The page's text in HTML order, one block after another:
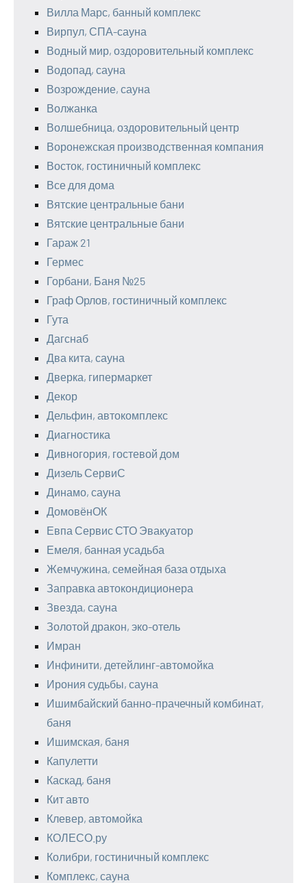
Вилла Марс, банный комплекс
Вирпул, СПА-сауна
Водный мир, оздоровительный комплекс
Водопад, сауна
Возрождение, сауна
Волжанка
Волшебница, оздоровительный центр
Воронежская производственная компания
Восток, гостиничный комплекс
Все для дома
Вятские центральные бани
Вятские центральные бани
Гараж 21
Гермес
Горбани, Баня №25
Граф Орлов, гостиничный комплекс
Гута
Дагснаб
Два кита, сауна
Дверка, гипермаркет
Декор
Дельфин, автокомплекс
Диагностика
Дивногория, гостевой дом
Дизель СервиС
Динамо, сауна
ДомовёнОК
Евпа Сервис СТО Эвакуатор
Емеля, банная усадьба
Жемчужина, семейная база отдыха
Заправка автокондиционера
Звезда, сауна
Золотой дракон, эко-отель
Имран
Инфинити, детейлинг-автомойка
Ирония судьбы, сауна
Ишимбайский банно-прачечный комбинат,
баня
Ишимская, баня
Капулетти
Каскад, баня
Кит авто
Клевер, автомойка
КОЛЕСО.ру
Колибри, гостиничный комплекс
Комплекс, сауна